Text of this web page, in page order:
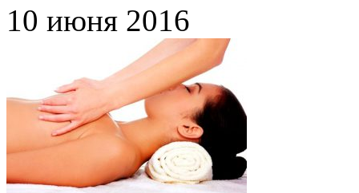
10 июня 2016